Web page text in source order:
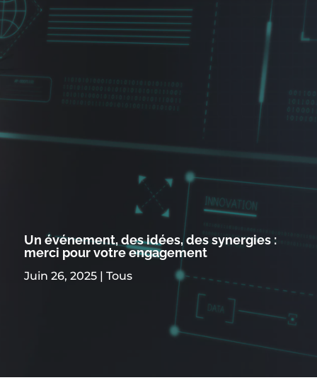
Un événement, des idées, des synergies :
merci pour votre engagement
Juin 26, 2025| Tous